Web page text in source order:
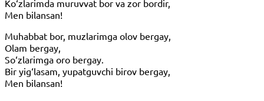
Ko‘zlarimda muruvvat bor va zor bordir,
Men bilansan!
Muhabbat bor, muzlarimga olov bergay,
Olam bergay,
So‘zlarimga oro bergay.
Bir yig‘lasam, yupatguvchi birov bergay,
Men bilansan!